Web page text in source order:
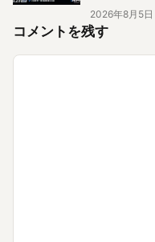
2026年8月5日
コメントを残す